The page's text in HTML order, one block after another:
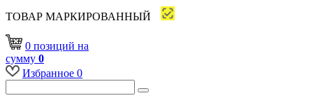
ТОВАР МАРКИРОВАННЫЙ
0 позиций на
сумму 0
Избранное 0